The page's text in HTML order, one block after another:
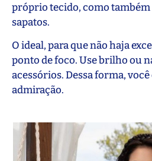
próprio tecido, como também
sapatos.
O ideal, para que não haja
ponto de foco. Use brilho ou
acessórios. Dessa forma,
admiração.